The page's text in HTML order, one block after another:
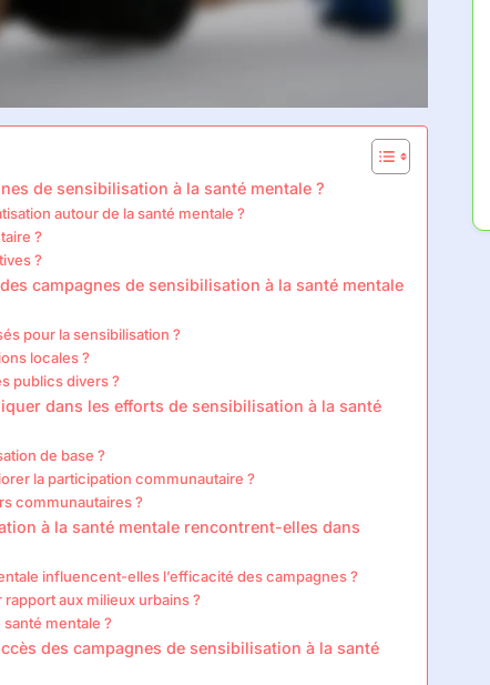
de sensibilisation à la santé mentale ?
autour de la santé mentale ?
?
?
campagnes de sensibilisation à la santé mentale
pour la sensibilisation ?
locales ?
publics divers ?
dans les efforts de sensibilisation à la santé
de base ?
la participation communautaire ?
communautaires ?
à la santé mentale rencontrent-elles dans
influencent-elles l’efficacité des campagnes ?
aux milieux urbains ?
mentale ?
des campagnes de sensibilisation à la santé